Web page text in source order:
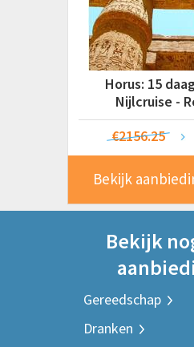
Horus: 15
Nijlcruise -
€2156.25
Bekijk
Bekijk
Gereedschap
Dranken